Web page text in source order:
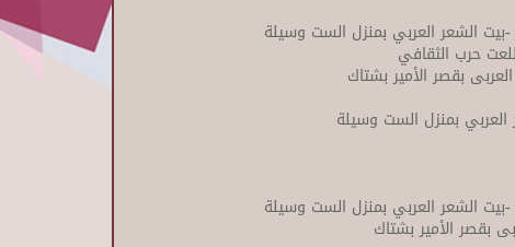
-بيت الشعر العربي بمنزل الست وسيلة
حرب الثقافي
بقصر الأمير بشتاك
العربي بمنزل الست وسيلة
-بيت الشعر العربي بمنزل الست وسيلة
بقصر الأمير بشتاك